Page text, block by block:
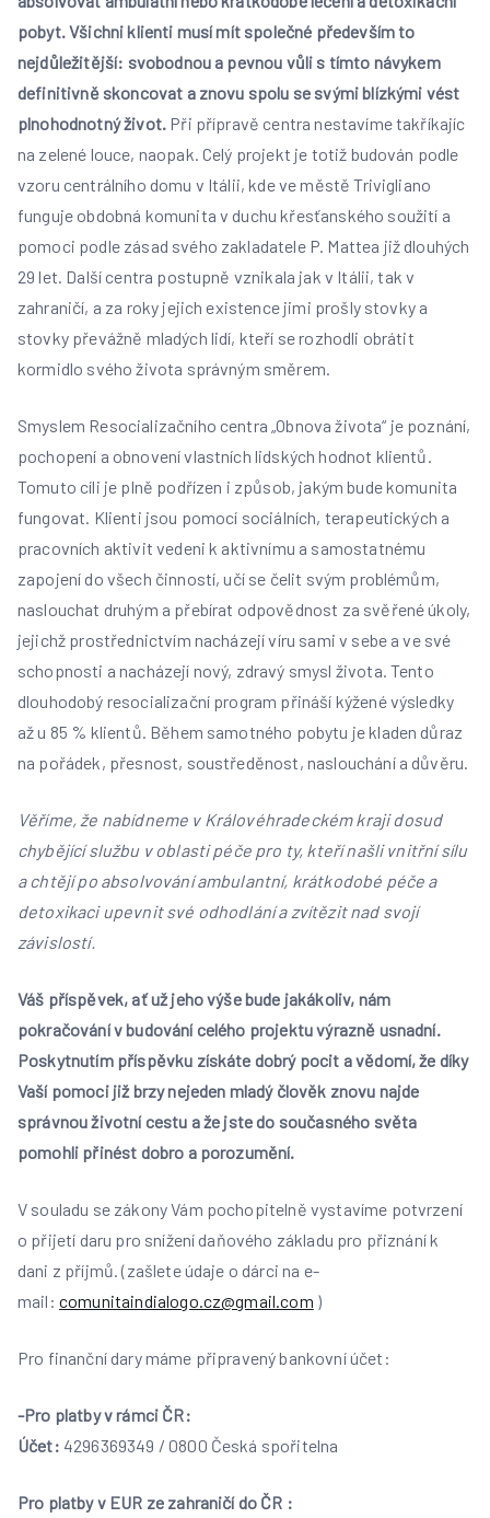
pobyt. Všichni klienti musí mít společné především to
nejdůležitější: svobodnou a pevnou vůli s tímto návykem
definitivně skoncovat a znovu spolu se svými blízkými vést
plnohodnotný život. Při přípravě centra nestavíme takříkajíc
na zelené louce, naopak. Celý projekt je totiž budován podle
vzoru centrálního domu v Itálii, kde ve městě Trivigliano
funguje obdobná komunita v duchu křesťanského soužití a
pomoci podle zásad svého zakladatele P. Mattea již dlouhých
29 let. Další centra postupně vznikala jak v Itálii, tak v
zahraničí, a za roky jejich existence jimi prošly stovky a
stovky převážně mladých lidí, kteří se rozhodli obrátit
kormidlo svého života správným směrem.
Smyslem Resocializačního centra „Obnova života“ je poznání,
pochopení a obnovení vlastních lidských hodnot klientů.
Tomuto cíli je plně podřízen i způsob, jakým bude komunita
fungovat. Klienti jsou pomocí sociálních, terapeutických a
pracovních aktivit vedeni k aktivnímu a samostatnému
zapojení do všech činností, učí se čelit svým problémům,
naslouchat druhým a přebírat odpovědnost za svěřené úkoly,
jejichž prostřednictvím nacházejí víru sami v sebe a ve své
schopnosti a nacházejí nový, zdravý smysl života. Tento
dlouhodobý resocializační program přináší kýžené výsledky
až u 85 % klientů. Během samotného pobytu je kladen důraz
na pořádek, přesnost, soustředěnost, naslouchání a důvěru.
Věříme, že nabídneme v Královéhradeckém kraji dosud
chybějící službu v oblasti péče pro ty, kteří našli vnitřní sílu
a chtějí po absolvování ambulantní, krátkodobé péče a
detoxikaci upevnit své odhodlání a zvítězit nad svojí
závislostí.
Váš příspěvek, ať už jeho výše bude jakákoliv, nám
pokračování v budování celého projektu výrazně usnadní.
Poskytnutím příspěvku získáte dobrý pocit a vědomí, že díky
Vaší pomoci již brzy nejeden mladý člověk znovu najde
správnou životní cestu a že jste do současného světa
pomohli přinést dobro a porozumění.
V souladu se zákony Vám pochopitelně vystavíme potvrzení
o přijetí daru pro snížení daňového základu pro přiznání k
dani z příjmů. (zašlete údaje o dárci na e-
mail: comunitaindialogo.cz@gmail.com )
Pro finanční dary máme připravený bankovní účet:
-Pro platby v rámci ČR:
Účet: 4296369349 / 0800 Česká spořitelna
Pro platby v EUR ze zahraničí do ČR :